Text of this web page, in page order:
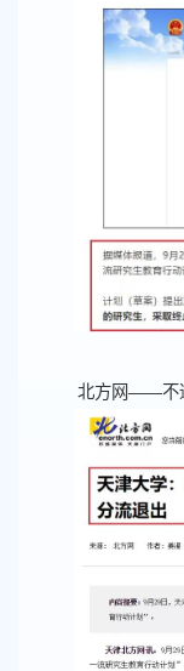
北方网——不